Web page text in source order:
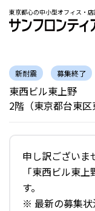
東京都心の中小型オフィス・
新耐震 募集終了
東西ビル東上野
2階（東京都台東区
申し訳ございま
「東西ビル東
す。
※ 最新の募集状